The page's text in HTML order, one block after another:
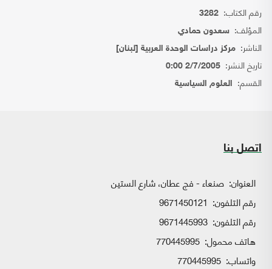
رقم الكتاب: 3282
المؤلف: سعدون حمادي
الناشر: مركز دراسات الوحدة العربية [لبنان]
تاريخ النشر: 2/7/2005 0:00
القسم: العلوم السياسية
اتصل بنا
العنوان: صنعاء - فج عطان، شارع الستين
رقم التلفون: 9671450121
رقم التلفون: 9671445993
هاتف محمول: 770445995
واتساب: